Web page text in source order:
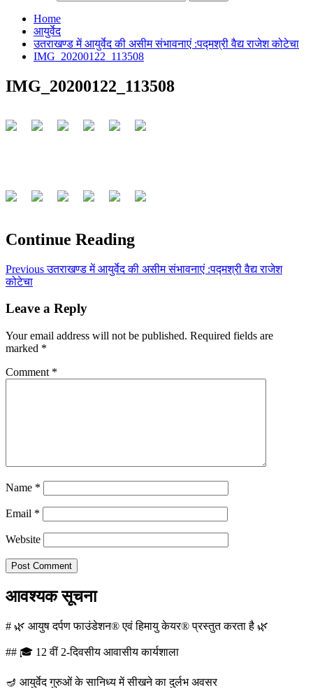
Home
आयुर्वेद
उतराखण्ड में आयुर्वेद की असीम संभावनाएं :पद्मश्री वैद्य राजेश कोटेचा
IMG_20200122_113508
IMG_20200122_113508
Continue Reading
Previousउतराखण्ड में आयुर्वेद की असीम संभावनाएं :पद्मश्री वैद्य राजेश
कोटेचा
Leave a Reply
Your email address will not be published. Required fields are
marked *
Comment *
Name *
Email *
Website
आवश्यक सूचना
# 🌿 आयुष दर्पण फाउंडेशन® एवं हिमायु केयर® प्रस्तुत करता है 🌿
## 🎓 12 वीं 2-दिवसीय आवासीय कार्यशाला
🪔 आयुर्वेद गुरुओं के सानिध्य में सीखने का दुर्लभ अवसर